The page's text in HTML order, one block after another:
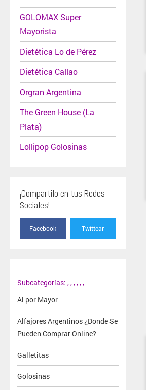
GOLOMAX Super
Mayorista
Dietética Lo de Pérez
Dietética Callao
Orgran Argentina
The Green House (La
Plata)
Lollipop Golosinas
¡Compartilo en tus Redes
Sociales!
Facebook Twittear
Subcategorías:
Al por Mayor
,
Alfajores Argentinos ¿Donde Se
Pueden Comprar Online?
,
Galletitas
,
Golosinas
,,,